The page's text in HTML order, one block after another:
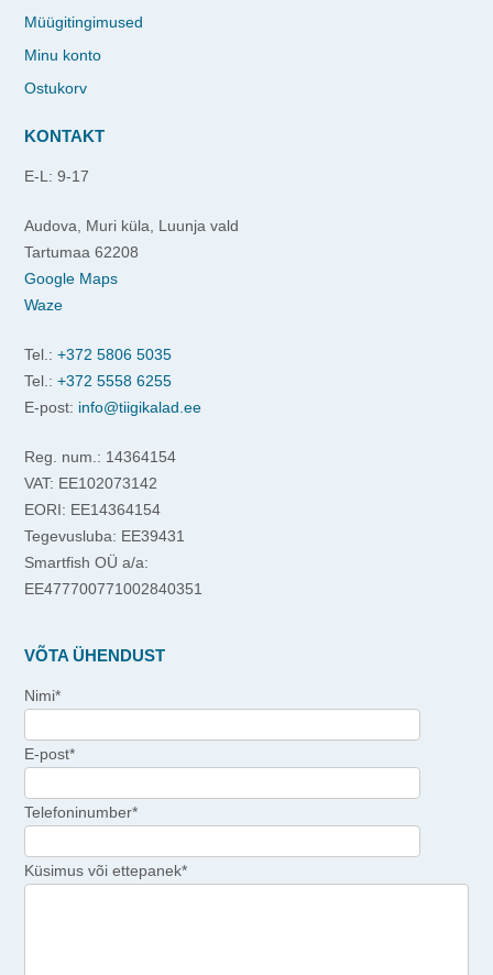
Müügitingimused
Minu konto
Ostukorv
KONTAKT
E-L: 9-17
Audova, Muri küla, Luunja vald
Tartumaa 62208
Google Maps
Waze
Tel.: +372 5806 5035
Tel.: +372 5558 6255
E-post: info@tiigikalad.ee
Reg. num.: 14364154
VAT: EE102073142
EORI: EE14364154
Tegevusluba: EE39431
Smartfish OÜ a/a:
EE477700771002840351
VÕTA ÜHENDUST
Nimi*
E-post*
Telefoninumber*
Küsimus või ettepanek*